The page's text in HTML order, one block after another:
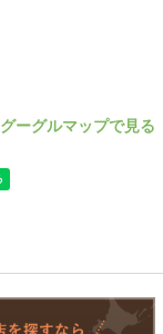
グーグルマップで見る